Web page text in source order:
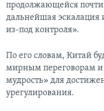
продолжающейся
дальнейшая
из-под контроля».
По его словам, Китай
мирным переговорам и
мудрость» для
урегулирования.